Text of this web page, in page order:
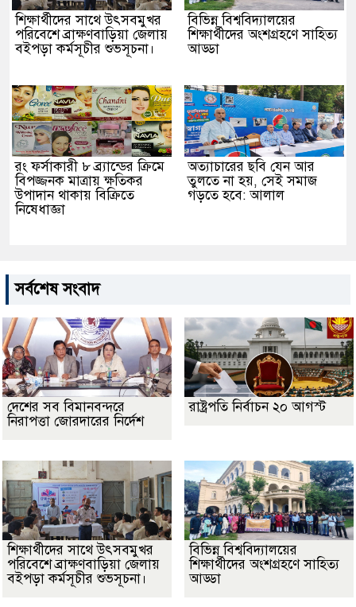
শিক্ষার্থীদের সাথে উৎসবমুখর
পরিবেশে ব্রাক্ষণবাড়িয়া জেলায়
বইপড়া কর্মসূচীর শুভসূচনা।
বিভিন্ন বিশ্ববিদ্যালয়ের
শিক্ষার্থীদের অংশগ্রহণে সাহিত্য
আড্ডা
রং ফর্সাকারী ৮ ব্র্যান্ডের ক্রিমে
বিপজ্জনক মাত্রায় ক্ষতিকর
উপাদান থাকায় বিক্রিতে
নিষেধাজ্ঞা
অত্যাচারের ছবি যেন আর
তুলতে না হয়, সেই সমাজ
গড়তে হবে: আলাল
সর্বশেষ সংবাদ
দেশের সব বিমানবন্দরে
নিরাপত্তা জোরদারের নির্দেশ
রাষ্ট্রপতি নির্বাচন ২০ আগস্ট
শিক্ষার্থীদের সাথে উৎসবমুখর
পরিবেশে ব্রাক্ষণবাড়িয়া জেলায়
বইপড়া কর্মসূচীর শুভসূচনা।
বিভিন্ন বিশ্ববিদ্যালয়ের
শিক্ষার্থীদের অংশগ্রহণে সাহিত্য
আড্ডা